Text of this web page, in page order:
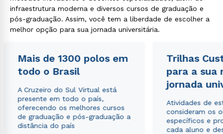
infraestrutura moderna e diversos cursos de graduação e
pós-graduação. Assim, você tem a liberdade de escolher a
melhor opção para sua jornada universitária.
Mais de 1300 polos em
todo o Brasil
A Cruzeiro do Sul Virtual está
presente em todo o país,
oferecendo os melhores cursos
de graduação e pós-graduação a
distância do país
Trilhas
para a sua
jornada
Atividades de
consideram os
específicos e
cada aluno e
WhatsApp